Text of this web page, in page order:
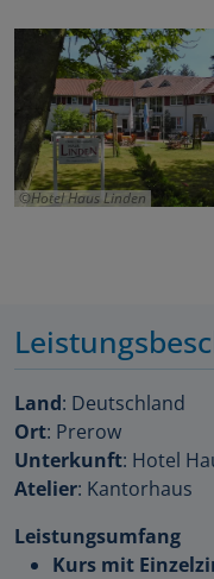
Hotel Haus Linden
Land: Deutschland
Ort: Prerow
Unterkunft: Hotel
Atelier: Kantorhaus
Leistungsumfang
Kurs mit